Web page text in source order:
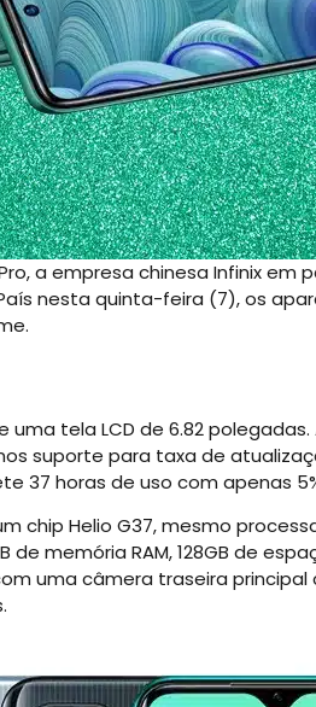
a empresa chinesa Infinix em
País nesta quinta-feira (7), os
uma tela LCD de 6.82
suporte para taxa de
37 horas de uso com apenas
chip Helio G37, mesmo
memória RAM, 128GB de
uma câmera traseira principal